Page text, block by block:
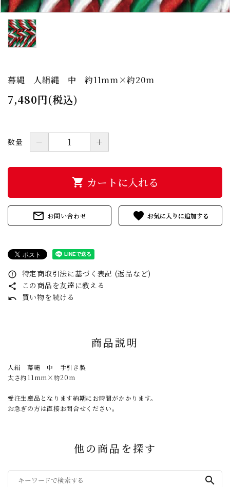
よくあるご質問
プライバシーポリシー
特定商取引法について
幕縄 人絹縄 中 約11mm×約20m
7,480円(税込)
数量 － ＋
shopping_cart カートに入れる
mail_outline お問い合わせ favorite
error_outline 特定商取引法に基づく表記 (返品など)
share この商品を友達に教える
undo 買い物を続ける
商品説明
人絹 幕縄 中 手引き製
太さ約11mm×約20m
受注生産品となります納期にお時間がかかります。
お急ぎの方は直接お問合せください。
他の商品を探す
search